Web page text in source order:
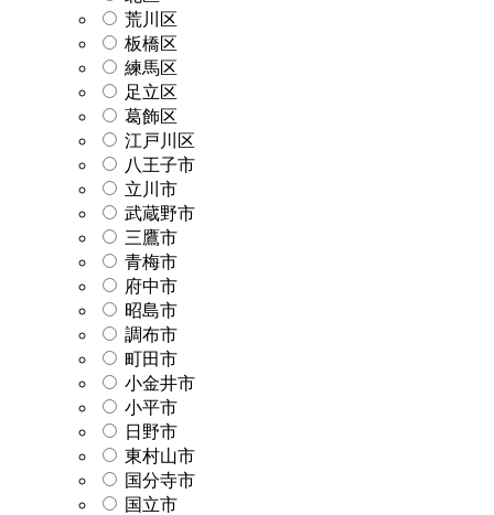
荒川区
板橋区
練馬区
足立区
葛飾区
江戸川区
八王子市
立川市
武蔵野市
三鷹市
青梅市
府中市
昭島市
調布市
町田市
小金井市
小平市
日野市
東村山市
国分寺市
国立市